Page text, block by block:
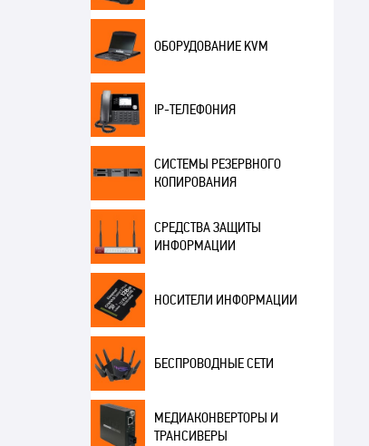
ОБОРУДОВАНИЕ KVM
IP-ТЕЛЕФОНИЯ
СИСТЕМЫ РЕЗЕРВНОГО
КОПИРОВАНИЯ
СРЕДСТВА ЗАЩИТЫ
ИНФОРМАЦИИ
НОСИТЕЛИ ИНФОРМАЦИИ
БЕСПРОВОДНЫЕ СЕТИ
МЕДИАКОНВЕРТОРЫ И
ТРАНСИВЕРЫ